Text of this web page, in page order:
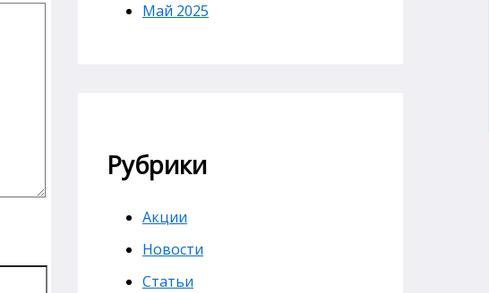
Май 2025
Рубрики
Акции
Новости
Статьи